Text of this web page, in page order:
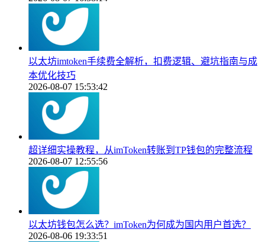
以太坊imtoken手续费全解析，扣费逻辑、避坑指南与成
本优化技巧
2026-08-07 15:53:42
超详细实操教程，从imToken转账到TP钱包的完整流程
2026-08-07 12:55:56
以太坊钱包怎么选？imToken为何成为国内用户首选？
2026-08-06 19:33:51